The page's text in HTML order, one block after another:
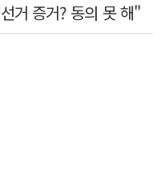
거 증거? 동의 못 해"